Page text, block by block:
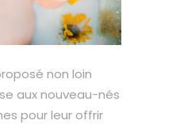
non loin
aux nouveau-nés
pour leur offrir